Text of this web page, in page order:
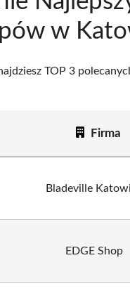
w
TOP 3
Firma
Bladeville
EDGE Shop